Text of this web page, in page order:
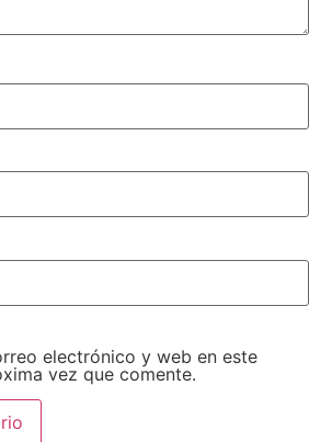
electrónico y web en este
vez que comente.